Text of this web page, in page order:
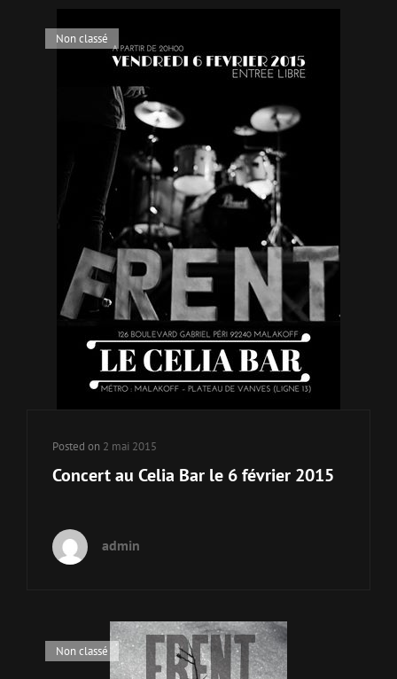
CatNon classé
Posted on 2 mai 2015
Concert au Celia Bar le 6 février 2015
admin
CatNon classé